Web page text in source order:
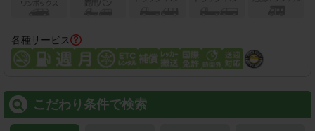
各種サービス
こだわり条件で検索